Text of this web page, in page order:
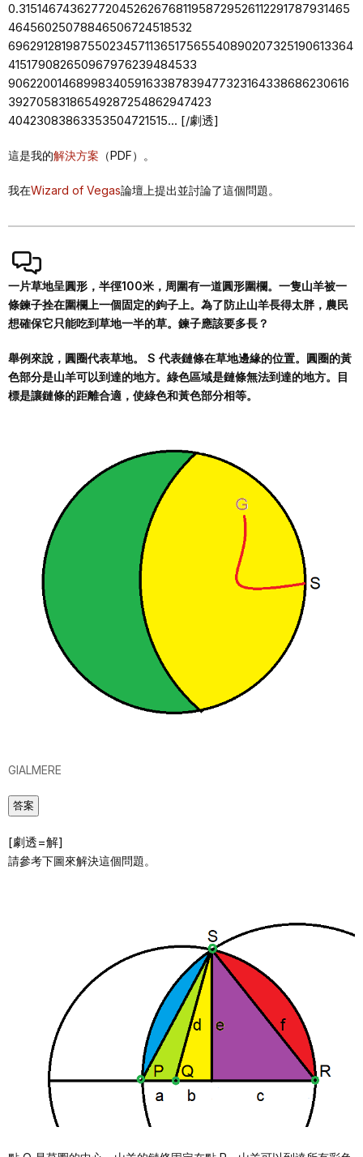
0.31514674362772045262676811958729526112291787931465
46456025078846506724518532
696291281987550234571136517565540890207325190613364
415179082650967976239484533
9062200146899834059163387839477323164338686230616
39270583186549287254862947423
40423083863353504721515... [/劇透]
這是我的解決方案 （PDF）。
我在Wizard of Vegas論壇上提出並討論了這個問題。
一片草地呈圓形，半徑100米，周圍有一道圓形圍欄。一隻山羊被一
條鍊子拴在圍欄上一個固定的鉤子上。為了防止山羊長得太胖，農民
想確保它只能吃到草地一半的草。鍊子應該要多長？
舉例來說，圓圈代表草地。 S 代表鏈條在草地邊緣的位置。圓圈的黃
色部分是山羊可以到達的地方。綠色區域是鏈條無法到達的地方。目
標是讓鏈條的距離合適，使綠色和黃色部分相等。
GIALMERE
答案
[劇透=解]
請參考下圖來解決這個問題。